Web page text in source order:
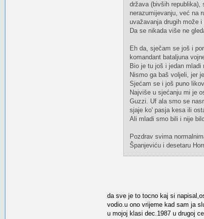
država (bivših republika),
nerazumijevanju, već na
uvažavanja drugih može i
Da se nikada više ne
Eh da, sječam se još i
komandant bataljuna
Bio je tu još i jedan
Nismo ga baš voljeli, jer
Sjećam se i još puno
Najviše u sjećanju mi je
Guzzi. Uf ala smo se
sjaje ko' pasja kesa ili
Ali mladi smo bili i nije
Pozdrav svima
Španjeviću i desetaru
da sve je to tocno kaj si
vodio.u ono vrijeme kad sam ja
u mojoj klasi dec.1987 u drugoj